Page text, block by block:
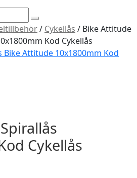
/ Cykellås / Bike Attitude
Kod Cykellås
Spirallås
Cykellås